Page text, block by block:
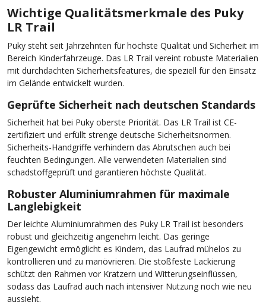
Wichtige Qualitätsmerkmale des Puky
LR Trail
Puky steht seit Jahrzehnten für höchste Qualität und Sicherheit im
Bereich Kinderfahrzeuge. Das LR Trail vereint robuste Materialien
mit durchdachten Sicherheitsfeatures, die speziell für den Einsatz
im Gelände entwickelt wurden.
Geprüfte Sicherheit nach deutschen Standards
Sicherheit hat bei Puky oberste Priorität. Das LR Trail ist CE-
zertifiziert und erfüllt strenge deutsche Sicherheitsnormen.
Sicherheits-Handgriffe verhindern das Abrutschen auch bei
feuchten Bedingungen. Alle verwendeten Materialien sind
schadstoffgeprüft und garantieren höchste Qualität.
Robuster Aluminiumrahmen für maximale
Langlebigkeit
Der leichte Aluminiumrahmen des Puky LR Trail ist besonders
robust und gleichzeitig angenehm leicht. Das geringe
Eigengewicht ermöglicht es Kindern, das Laufrad mühelos zu
kontrollieren und zu manövrieren. Die stoßfeste Lackierung
schützt den Rahmen vor Kratzern und Witterungseinflüssen,
sodass das Laufrad auch nach intensiver Nutzung noch wie neu
aussieht.